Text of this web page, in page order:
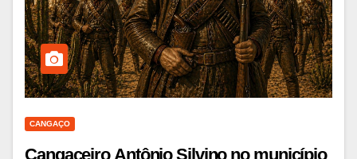
CANGAÇO
Cangaceiro Antônio Silvino no município